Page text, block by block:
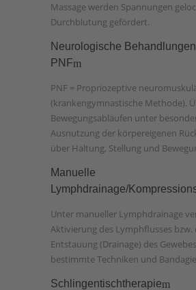
Massage werden Spannungen
Durchblutung gefördert.
Neurologische
PNF
PNF = Propriozeptive
(krankengymnastische Methode).
Bewegungsabläufen unter
Ausnutzung der körpereigenen
über Haltung, Stellung und
Manuelle
Lymphdrainage/
Unter manueller Lymphdrainage
Aktivierung des Lymphflusses bzw.
Entstauung (Drainage) des
bestimmte Techniken und
Schlingentischtherapie